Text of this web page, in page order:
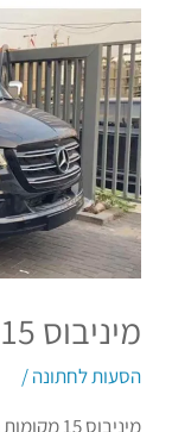
מיניבוס 15 מקומות
הסעות לחתונה/
מיניבוס
15
מקומות